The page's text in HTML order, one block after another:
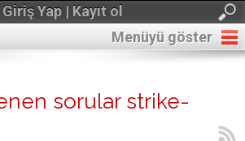
Giriş Yap | Kayıt ol
Menüyü göster
sorular strike-